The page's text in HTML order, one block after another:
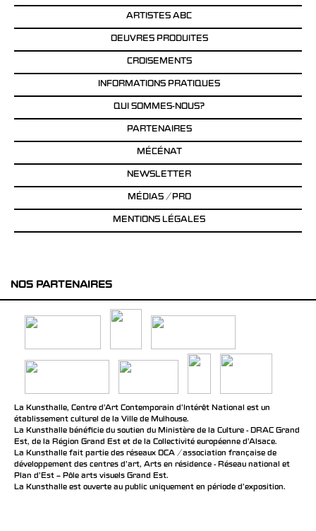
ARTISTES ABC
OEUVRES PRODUITES
CROISEMENTS
INFORMATIONS PRATIQUES
QUI SOMMES-NOUS?
PARTENAIRES
MÉCÉNAT
NEWSLETTER
MÉDIAS / PRO
MENTIONS LÉGALES
NOS PARTENAIRES
La Kunsthalle, Centre d’Art Contemporain d’Intérêt National est un
établissement culturel de la Ville de Mulhouse.
La Kunsthalle bénéficie du soutien du Ministère de la Culture - DRAC Grand
Est, de la Région Grand Est et de la Collectivité européenne d’Alsace.
La Kunsthalle fait partie des réseaux DCA / association française de
développement des centres d'art, Arts en résidence - Réseau national et
Plan d’Est – Pôle arts visuels Grand Est.
La Kunsthalle est ouverte au public uniquement en période d'exposition.